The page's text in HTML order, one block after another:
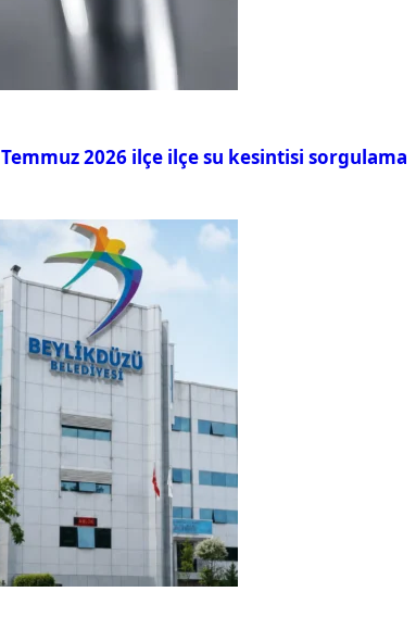
2026 ilçe ilçe su kesintisi sorgulama